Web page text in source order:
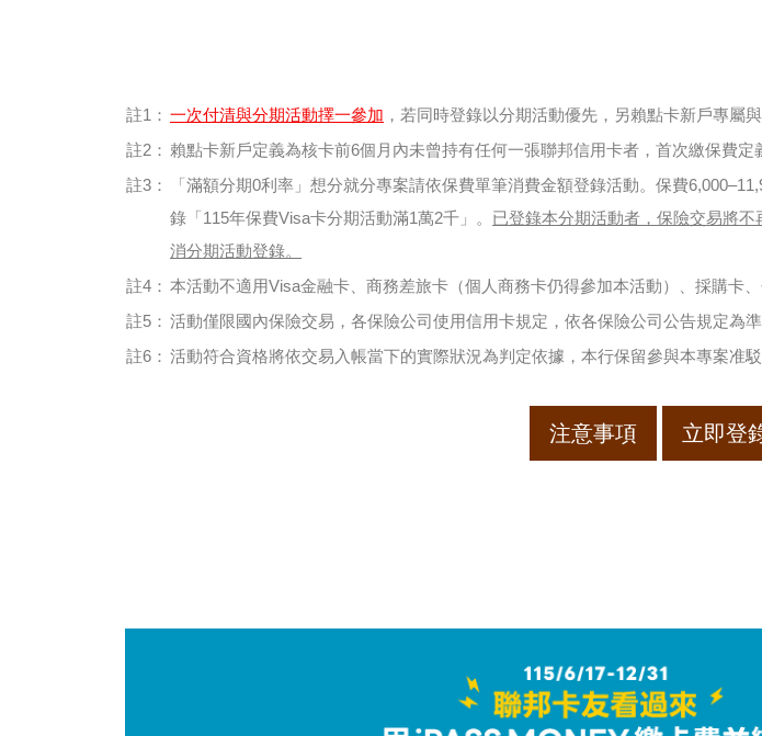
註1： 一次付清與分期活動擇一參加 ，若同時登錄以分期活動優先，另賴點卡新戶專屬
註2： 賴點卡新戶定義為核卡前6個月內未曾持有任何一張聯邦信用卡者，首次繳保費定
註3：
「滿額分期0利率」想分就分專案請依保費單筆消費金額登錄活動。保費
錄「115年保費Visa卡分期活動滿1萬2千」。 已登錄本分期活動者，保險交易將
消分期活動登錄。
註4： 本活動不適用Visa金融卡、商務差旅卡（個人商務卡仍得參加本活動）、採購卡
註5： 活動僅限國內保險交易，各保險公司使用信用卡規定，依各保險公司公告規定為準
註6： 活動符合資格將依交易入帳當下的實際狀況為判定依據，本行保留參與本專案准駁
注意事項 立即登